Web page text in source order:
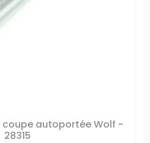
coupe autoportée Wolf -
28315